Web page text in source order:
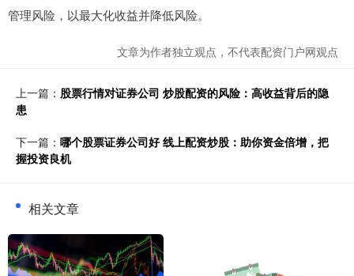
管理风险，以最大化收益并降低风险。
文章为作者独立观点，不代表配资门户网观点
上一篇： 股票行情对证券公司 炒股配资的风险：高收益背后的隐
患
下一篇： 哪个股票证券公司好 线上配资炒股：助你资金倍增，把
握投资良机
相关文章